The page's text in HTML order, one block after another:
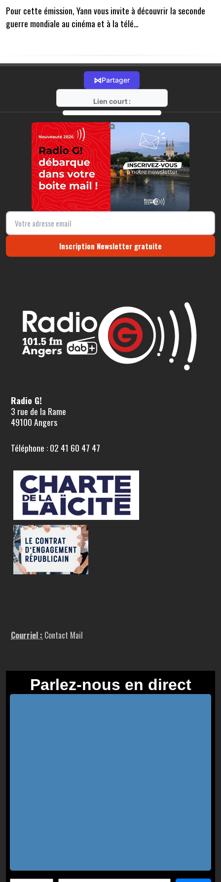
Pour cette émission, Yann vous invite à découvrir la seconde
guerre mondiale au cinéma et à la télé...
⋈Partager
Lien court :
https://radio-g.fr?14984
⧉
Inscription Newsletter gratuite
Radio G!
3 rue de la Rame
49100 Angers
Téléphone : 02 41 60 47 47
Courriel : Contact Mail